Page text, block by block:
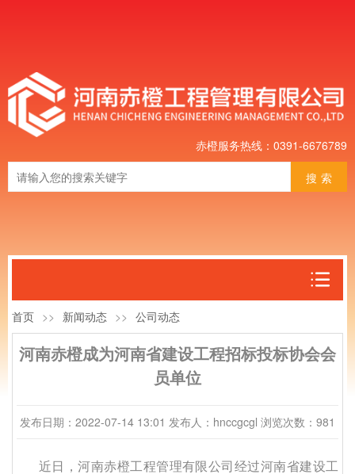
赤橙服务热线：0391-6676789
搜索
首页 >> 新闻动态 >> 公司动态
河南赤橙成为河南省建设工程招标投标协会会
员单位
发布日期：2022-07-14 13:01 发布人：hnccgcgl 浏览次数：981
近日，河南赤橙工程管理有限公司经过河南省建设工